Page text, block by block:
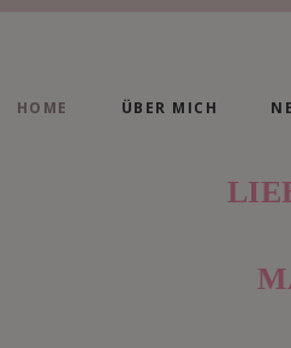
HOME ÜBER MICH